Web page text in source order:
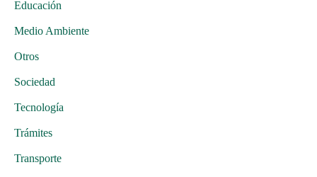
Educación
Medio Ambiente
Otros
Sociedad
Tecnología
Trámites
Transporte